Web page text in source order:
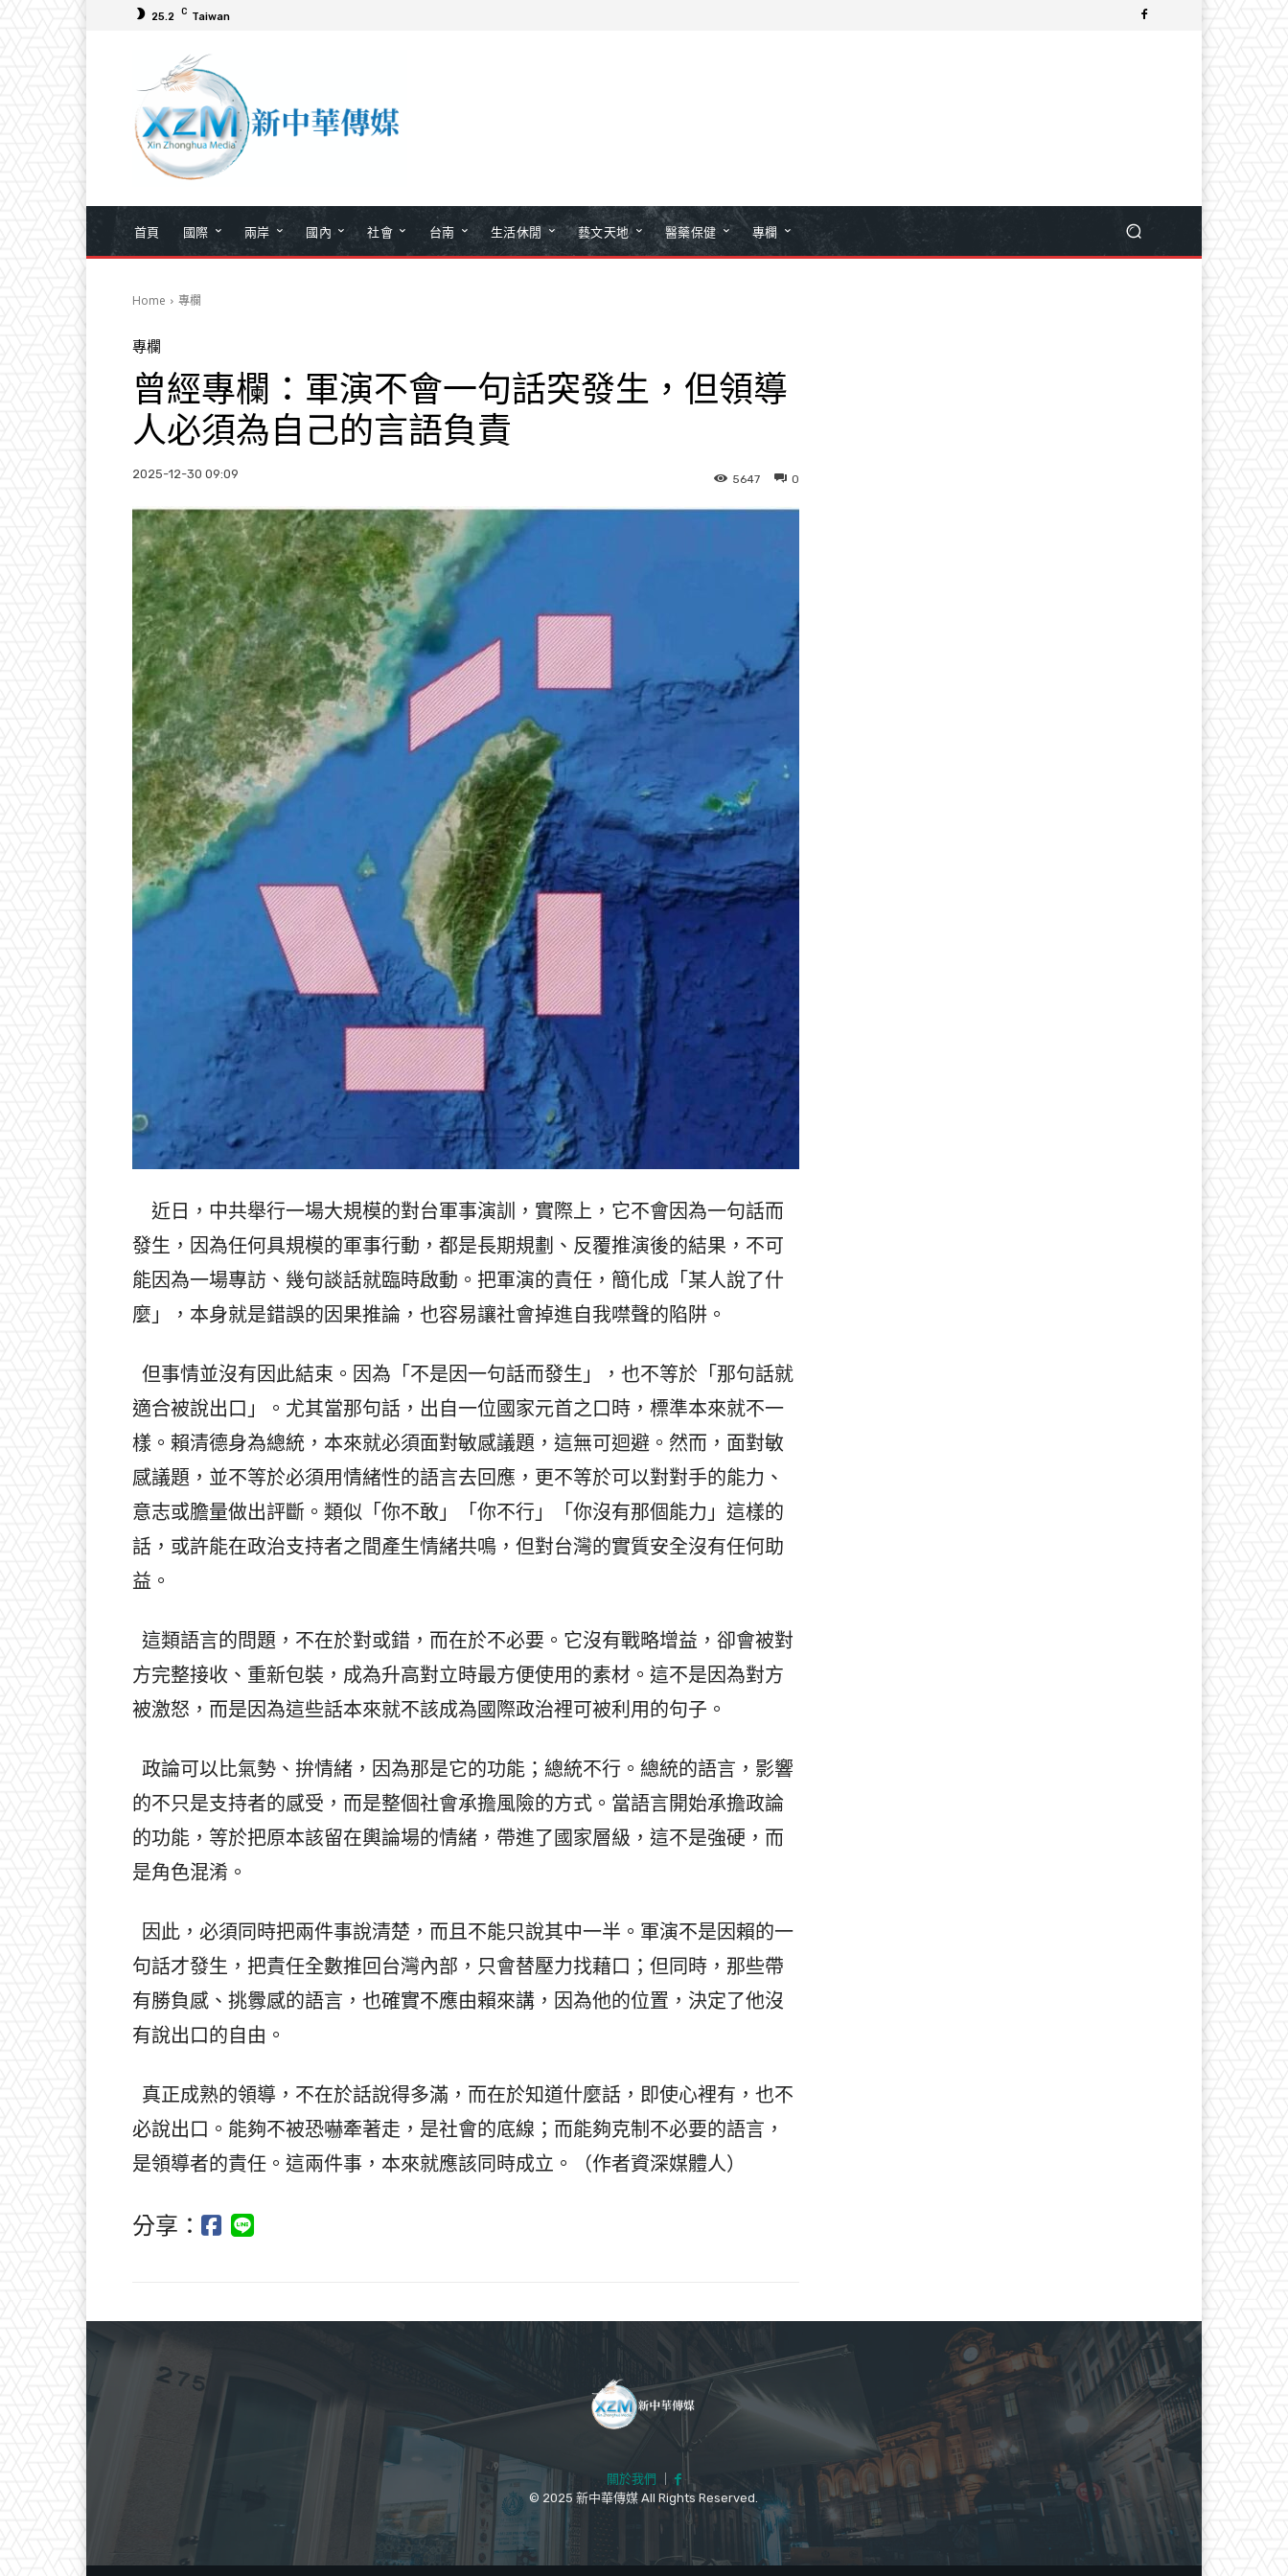
25.2 C Taiwan
首頁 國際 兩岸 國內 社會 台南 生活休閒 藝文天地 醫藥保健 專欄
Home 專欄
專欄
曾經專欄：軍演不會一句話突發生，但領導
人必須為自己的言語負責
2025-12-30 09:09 0
5647
近日，中共舉行一場大規模的對台軍事演訓，實際上，它不會因為一句話而
發生，因為任何具規模的軍事行動，都是長期規劃、反覆推演後的結果，不可
能因為一場專訪、幾句談話就臨時啟動。把軍演的責任，簡化成「某人說了什
麼」，本身就是錯誤的因果推論，也容易讓社會掉進自我噤聲的陷阱。
但事情並沒有因此結束。因為「不是因一句話而發生」，也不等於「那句話就
適合被說出口」。尤其當那句話，出自一位國家元首之口時，標準本來就不一
樣。賴清德身為總統，本來就必須面對敏感議題，這無可迴避。然而，面對敏
感議題，並不等於必須用情緒性的語言去回應，更不等於可以對對手的能力、
意志或膽量做出評斷。類似「你不敢」「你不行」「你沒有那個能力」這樣的
話，或許能在政治支持者之間產生情緒共鳴，但對台灣的實質安全沒有任何助
益。
這類語言的問題，不在於對或錯，而在於不必要。它沒有戰略增益，卻會被對
方完整接收、重新包裝，成為升高對立時最方便使用的素材。這不是因為對方
被激怒，而是因為這些話本來就不該成為國際政治裡可被利用的句子。
政論可以比氣勢、拚情緒，因為那是它的功能；總統不行。總統的語言，影響
的不只是支持者的感受，而是整個社會承擔風險的方式。當語言開始承擔政論
的功能，等於把原本該留在輿論場的情緒，帶進了國家層級，這不是強硬，而
是角色混淆。
因此，必須同時把兩件事說清楚，而且不能只說其中一半。軍演不是因賴的一
句話才發生，把責任全數推回台灣內部，只會替壓力找藉口；但同時，那些帶
有勝負感、挑釁感的語言，也確實不應由賴來講，因為他的位置，決定了他沒
有說出口的自由。
真正成熟的領導，不在於話說得多滿，而在於知道什麼話，即使心裡有，也不
必說出口。能夠不被恐嚇牽著走，是社會的底線；而能夠克制不必要的語言，
是領導者的責任。這兩件事，本來就應該同時成立。（作者資深媒體人）
分享：
關於我們
© 2025 新中華傳媒 All Rights Reserved.